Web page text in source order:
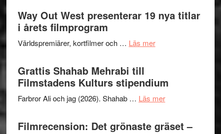
trailern
för
X-
I
Want
to
Believe
Vrach
Way Out West presenterar 19 nya titlar
i årets filmprogram
Världspremiärer, kortfilmer och … Läs merom
presenterar
19
titlar
Grattis Shahab Mehrabi till
Filmstadens Kulturs stipendium
Farbror Ali och jag (2026). Shahab … Läs merom
Shahab
Filmrecension: Det grönaste gräset –